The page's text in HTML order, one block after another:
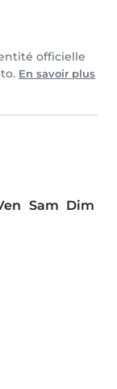
officielle
En savoir plus
Sam Dim